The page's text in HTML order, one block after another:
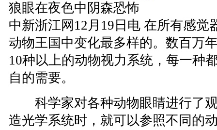
狼眼在夜色中阴森恐怖
中新浙江网12月19日电 在所有感觉
动物王国中变化最多样的。数百万
10种以上的动物视力系统，每一种
自的需要。
科学家对各种动物眼睛进行了观
造光学系统时，就可以参照不同的